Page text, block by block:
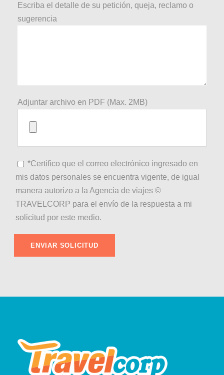
Escriba el detalle de su petición, queja, reclamo o
sugerencia
Adjuntar archivo en PDF (Max. 2MB)
*Certifico que el correo electrónico ingresado en
mis datos personales se encuentra vigente, de igual
manera autorizo a la Agencia de viajes ©
TRAVELCORP para el envío de la respuesta a mi
solicitud por este medio.